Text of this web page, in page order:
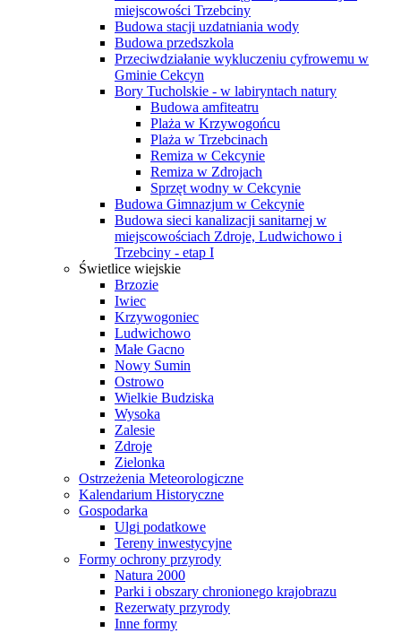
miejscowości Trzebciny
Budowa stacji uzdatniania wody
Budowa przedszkola
Przeciwdziałanie wykluczeniu cyfrowemu w
Gminie Cekcyn
Bory Tucholskie - w labiryntach natury
Budowa amfiteatru
Plaża w Krzywogońcu
Plaża w Trzebcinach
Remiza w Cekcynie
Remiza w Zdrojach
Sprzęt wodny w Cekcynie
Budowa Gimnazjum w Cekcynie
Budowa sieci kanalizacji sanitarnej w
miejscowościach Zdroje, Ludwichowo i
Trzebciny - etap I
Świetlice wiejskie
Brzozie
Iwiec
Krzywogoniec
Ludwichowo
Małe Gacno
Nowy Sumin
Ostrowo
Wielkie Budziska
Wysoka
Zalesie
Zdroje
Zielonka
Ostrzeżenia Meteorologiczne
Kalendarium Historyczne
Gospodarka
Ulgi podatkowe
Tereny inwestycyjne
Formy ochrony przyrody
Natura 2000
Parki i obszary chronionego krajobrazu
Rezerwaty przyrody
Inne formy